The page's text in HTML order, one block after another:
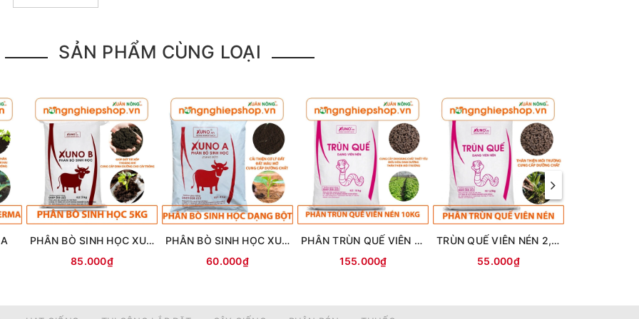
tăng trưởng cho cây
cây, trực tiếp hoặc kết hợp những
dừa,..
973hoặc0889 008 222(Zalo)
SẢN PHẨM CÙNG LOẠI
PHÂN BÒ SINH HỌC XUNO B
85.000₫
PHÂN BÒ SINH HỌC XUNO A
60.000₫
PHÂN TRÙN QUẾ VIÊN NÉN 10KG
155.000₫
TRÙN QUẾ VIÊN NÉN 2,5KG
55.000₫